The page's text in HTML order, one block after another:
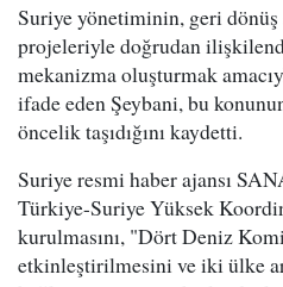
Suriye yönetiminin, geri
projeleriyle doğrudan
mekanizma oluşturmak
ifade eden Şeybani, bu
öncelik taşıdığını kaydetti.
Suriye resmi haber ajansı
Türkiye-Suriye Yüksek
kurulmasını, "Dört Deniz
etkinleştirilmesini ve iki ülke